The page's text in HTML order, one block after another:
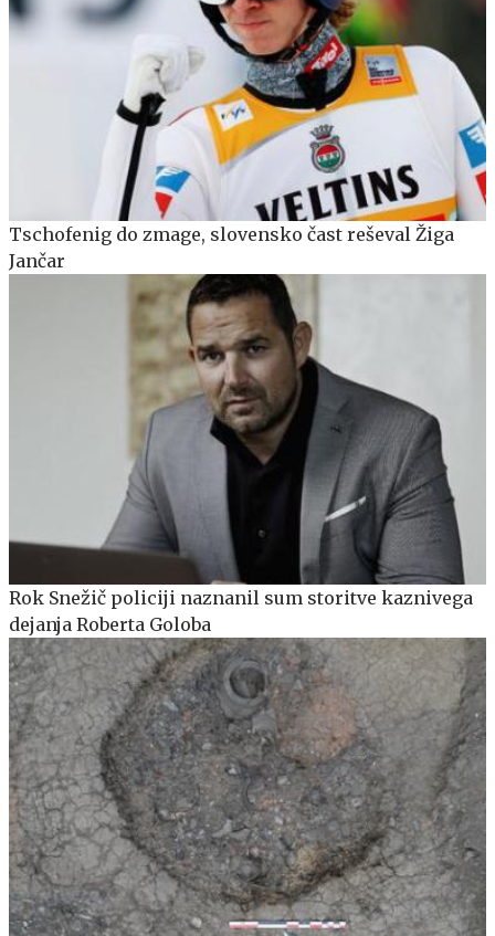
Tschofenig do zmage, slovensko čast reševal Žiga
Jančar
Rok Snežič policiji naznanil sum storitve kaznivega
dejanja Roberta Goloba